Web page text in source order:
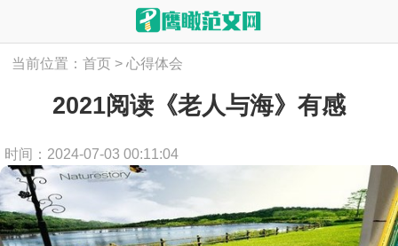
当前位置：首页 > 心得体会
2021阅读《老人与海》有感
时间：2024-07-03 00:11:04